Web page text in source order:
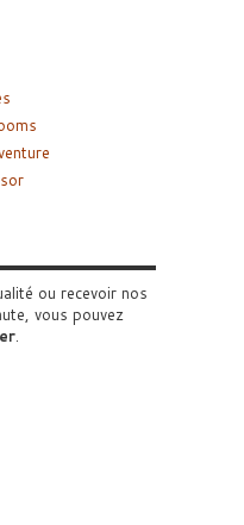
ou recevoir nos
vous pouvez
.